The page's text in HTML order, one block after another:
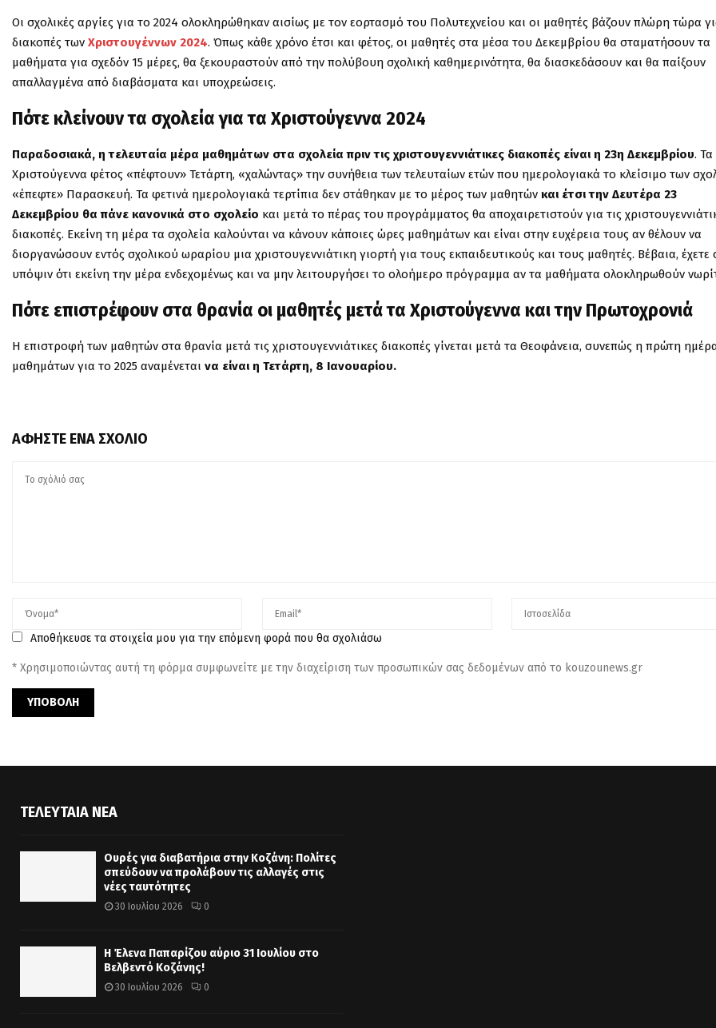
Οι σχολικές αργίες για το 2024 ολοκληρώθηκαν αισίως με τον εορτασμό του Πολυτεχνείου και οι μαθητές βάζουν πλώρη τώρα
διακοπές των Χριστουγέννων 2024. Όπως κάθε χρόνο έτσι και φέτος, οι μαθητές στα μέσα του Δεκεμβρίου θα σταματήσουν τα
μαθήματα για σχεδόν 15 μέρες, θα ξεκουραστούν από την πολύβουη σχολική καθημερινότητα, θα διασκεδάσουν και θα παίξουν
απαλλαγμένα από διαβάσματα και υποχρεώσεις.
Πότε κλείνουν τα σχολεία για τα Χριστούγεννα 2024
Παραδοσιακά, η τελευταία μέρα μαθημάτων στα σχολεία πριν τις χριστουγεννιάτικες διακοπές είναι η 23η Δεκεμβρίου. Τα
Χριστούγεννα φέτος «πέφτουν» Τετάρτη, «χαλώντας» την συνήθεια των τελευταίων ετών που ημερολογιακά το κλείσιμο των
«έπεφτε» Παρασκευή. Τα φετινά ημερολογιακά τερτίπια δεν στάθηκαν με το μέρος των μαθητών και έτσι την Δευτέρα 23
Δεκεμβρίου θα πάνε κανονικά στο σχολείο και μετά το πέρας του προγράμματος θα αποχαιρετιστούν για τις
διακοπές. Εκείνη τη μέρα τα σχολεία καλούνται να κάνουν κάποιες ώρες μαθημάτων και είναι στην ευχέρεια τους αν θέλουν να
διοργανώσουν εντός σχολικού ωραρίου μια χριστουγεννιάτικη γιορτή για τους εκπαιδευτικούς και τους μαθητές. Βέβαια, έχετε
υπόψιν ότι εκείνη την μέρα ενδεχομένως και να μην λειτουργήσει το ολοήμερο πρόγραμμα αν τα μαθήματα ολοκληρωθούν
Πότε επιστρέφουν στα θρανία οι μαθητές μετά τα Χριστούγεννα και την Πρωτοχρονιά
Η επιστροφή των μαθητών στα θρανία μετά τις χριστουγεννιάτικες διακοπές γίνεται μετά τα Θεοφάνεια, συνεπώς η πρώτη
μαθημάτων για το 2025 αναμένεται να είναι η Τετάρτη, 8 Ιανουαρίου.
ΑΦΉΣΤΕ ΈΝΑ ΣΧΌΛΙΟ
Αποθήκευσε τα στοιχεία μου για την επόμενη φορά που θα σχολιάσω
* Χρησιμοποιώντας αυτή τη φόρμα συμφωνείτε με την διαχείριση των προσωπικών σας δεδομένων από το kouzounews.gr
ΤΕΛΕΥΤΑΊΑ ΝΈΑ
Ουρές για διαβατήρια στην Κοζάνη: Πολίτες
σπεύδουν να προλάβουν τις αλλαγές στις
νέες ταυτότητες
30 Ιουλίου 2026 0
Η Έλενα Παπαρίζου αύριο 31 Ιουλίου στο
Βελβεντό Κοζάνης!
30 Ιουλίου 2026 0